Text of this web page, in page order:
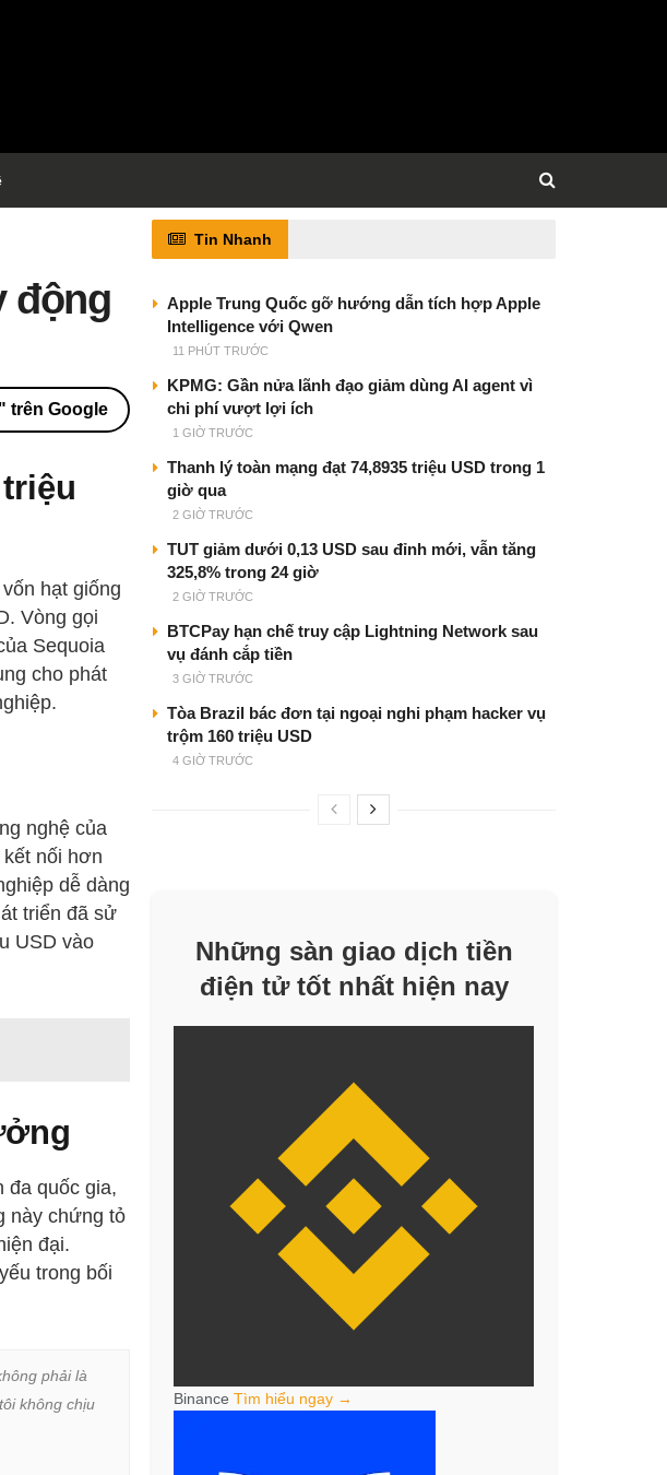
động
trên Google
hạt giống
Vòng gọi
Sequoia
cho phát
nghệ của
nối hơn
dễ dàng
triển đã sử
USD vào
đa quốc gia,
này chứng tỏ
đại.
trong bối
phải là
không chịu
Tin Nhanh
Apple Trung Quốc gỡ hướng dẫn tích hợp Apple
Intelligence với Qwen
11 PHÚT TRƯỚC
KPMG: Gần nửa lãnh đạo giảm dùng AI agent vì
chi phí vượt lợi ích
1 GIỜ TRƯỚC
Thanh lý toàn mạng đạt 74,8935 triệu USD trong 1
giờ qua
2 GIỜ TRƯỚC
TUT giảm dưới 0,13 USD sau đỉnh mới, vẫn tăng
325,8% trong 24 giờ
2 GIỜ TRƯỚC
BTCPay hạn chế truy cập Lightning Network sau
vụ đánh cắp tiền
3 GIỜ TRƯỚC
Tòa Brazil bác đơn tại ngoại nghi phạm hacker vụ
trộm 160 triệu USD
4 GIỜ TRƯỚC
Những sàn giao dịch tiền
điện tử tốt nhất hiện nay
Binance Tìm hiểu ngay →